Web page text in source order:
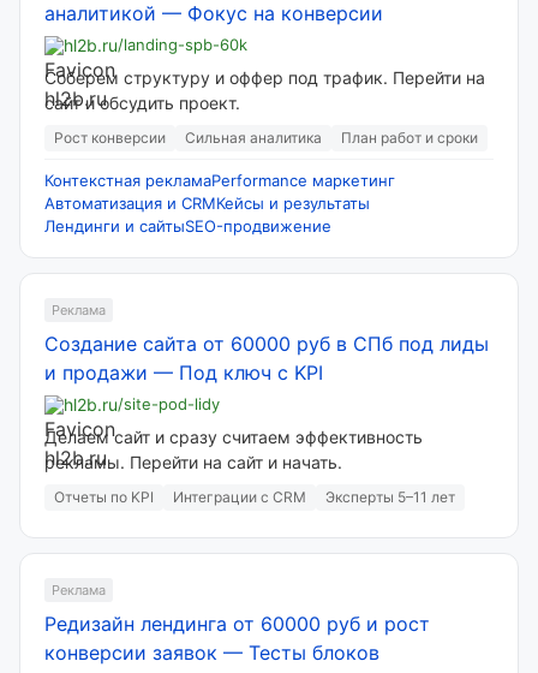
аналитикой — Фокус на конверсии
hl2b.ru/landing-spb-60k
Соберем структуру и оффер под трафик. Перейти на
сайт и обсудить проект.
Рост конверсии Сильная аналитика План работ и сроки
Контекстная рекламаPerformance маркетинг
Автоматизация и CRMКейсы и результаты
Лендинги и сайтыSEO-продвижение
Реклама
Создание сайта от 60000 руб в СПб под лиды
и продажи — Под ключ с KPI
hl2b.ru/site-pod-lidy
Делаем сайт и сразу считаем эффективность
рекламы. Перейти на сайт и начать.
Отчеты по KPI Интеграции с CRM Эксперты 5–11 лет
Реклама
Редизайн лендинга от 60000 руб и рост
конверсии заявок — Тесты блоков